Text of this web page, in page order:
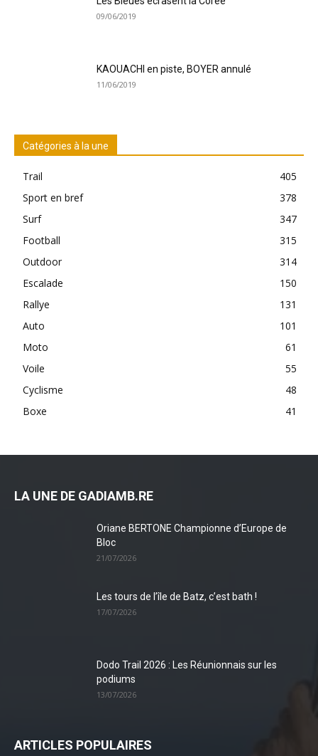
09/06/2019
KAOUACHI en piste, BOYER annulé
11/06/2019
Catégories à la une
Trail
405
Sport en bref
378
Surf
347
Football
315
Outdoor
314
Escalade
150
Rallye
131
Auto
101
Moto
61
Voile
55
Cyclisme
48
Boxe
41
LA UNE DE GADIAMB.RE
Oriane BERTONE Championne d’Europe de
Bloc
21/07/2026
Les tours de l’île de Batz, c’est bath !
17/07/2026
Dodo Trail 2026 : Les Réunionnais sur les
podiums
13/07/2026
ARTICLES POPULAIRES